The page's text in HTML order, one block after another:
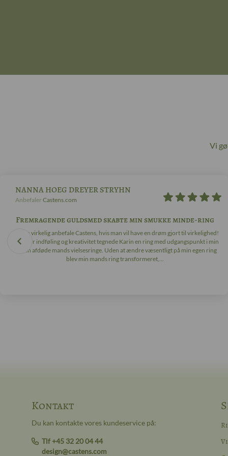
Vi
NANNA HOEG DREYER STRYHN
Anbefaler Castens.com
Fremragende guldsmed skabte min smukke minde-ring
Jeg kan virkelig anbefale Castens, hvis man vil have en drøm gjort til virkelighed!
Med stor indføling og kreativitet tegnede Karin en ring med udgangspunkt i min
og min afdøde mands vielsesringe. Uden at ændre væsentligt på min egen ring
blev min mands ring transformeret,...
Kontakt
Du kan kontakte vores kundeservice på:
Tlf +45 32 20 04 44
design@castens.com